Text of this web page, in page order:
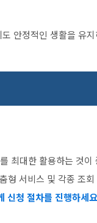
안정적인 생활을 유
최대한 활용하는 것이
형 서비스 및 각종 조
신청 절차를 진행하세